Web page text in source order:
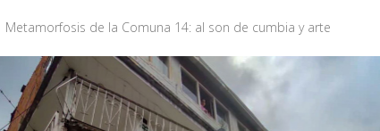
Metamorfosis de la Comuna 14: al son de cumbia y arte